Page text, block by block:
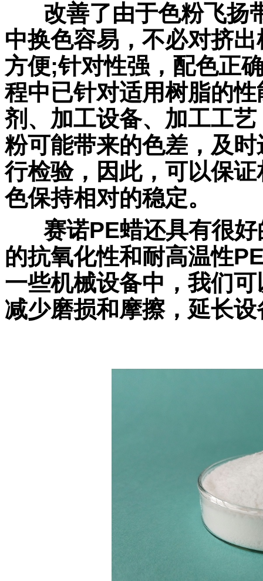
改善了由于色粉飞扬
中换色容易，不必对挤
方便;针对性强，配色正
程中已针对适用树脂的
剂、加工设备、加工工
粉可能带来的色差，及
行检验，因此，可以保
色保持相对的稳定。
赛诺PE蜡还具有很
的抗氧化性和耐高温性
一些机械设备中，我们
减少磨损和摩擦，延长